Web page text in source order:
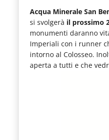
dei
consumi
fuoricasa,
del
Acqua Minerale San
si svolgerà il prossimo
monumenti daranno
Imperiali con i runner
intorno al Colosseo.
aperta a tutti e che